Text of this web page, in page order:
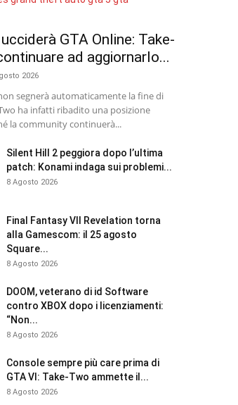
GTA Online: Take-
ad aggiornarlo...
2026
segnerà automaticamente la fine di
ha infatti ribadito una posizione
la community continuerà...
Silent Hill 2 peggiora dopo l’ultima
patch: Konami indaga sui problemi...
8 Agosto 2026
Final Fantasy VII Revelation torna
alla Gamescom: il 25 agosto
Square...
8 Agosto 2026
DOOM, veterano di id Software
contro XBOX dopo i licenziamenti:
“Non...
8 Agosto 2026
Console sempre più care prima di
GTA VI: Take-Two ammette il...
8 Agosto 2026